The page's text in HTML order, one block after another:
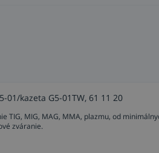
kazeta G5-01TW, 61 11 20
TIG, MIG, MAG, MMA, plazmu, od
zváranie.